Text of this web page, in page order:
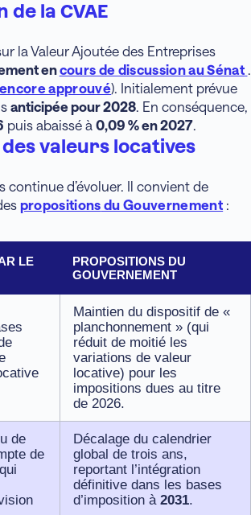
la CVAE
la Valeur Ajoutée des Entreprises
encours de discussion au Sénat .
approuvé). Initialement prévue
anticipée pour 2028. En conséquence,
puis abaissé à 0,09 % en 2027.
valeurs locatives
continue d’évoluer. Il convient de
propositions du Gouvernement :
LE
PROPOSITIONS DU
GOUVERNEMENT
Maintien du dispositif de «
planchonnement » (qui
réduit de moitié les
variations de valeur
locative) pour les
impositions dues au titre
de 2026.
de
de
Décalage du calendrier
global de trois ans,
reportant l’intégration
définitive dans les bases
d’imposition à 2031.